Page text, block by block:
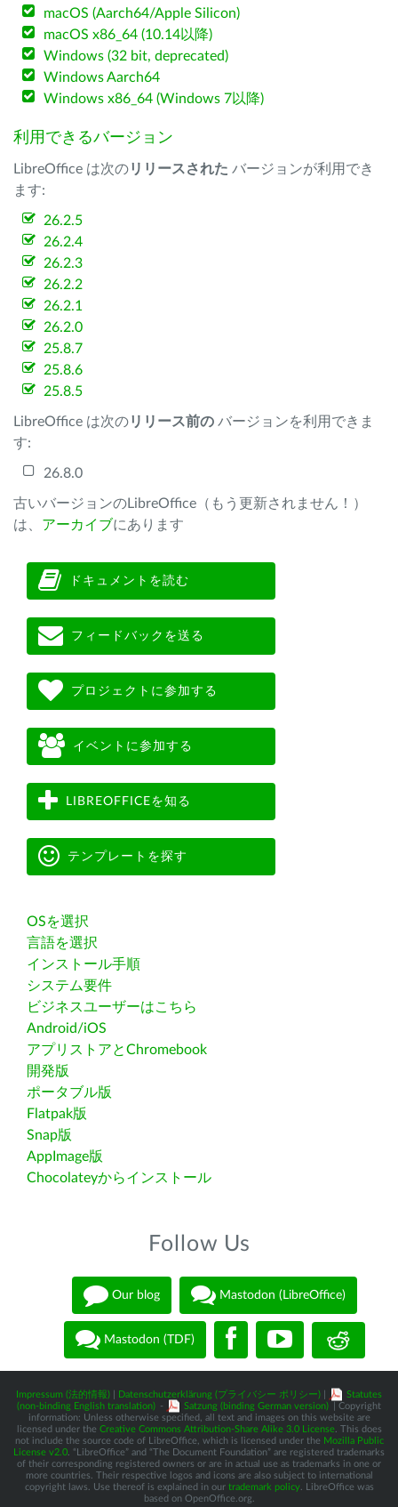
macOS (Aarch64/Apple Silicon)
macOS x86_64 (10.14以降)
Windows (32 bit, deprecated)
Windows Aarch64
Windows x86_64 (Windows 7以降)
利用できるバージョン
LibreOffice は次のリリースされた バージョンが利用でき
ます:
26.2.5
26.2.4
26.2.3
26.2.2
26.2.1
26.2.0
25.8.7
25.8.6
25.8.5
LibreOffice は次のリリース前の バージョンを利用できま
す:
26.8.0
古いバージョンのLibreOffice（もう更新されません！）
は、 アーカイブにあります
ドキュメントを読む
フィードバックを送る
プロジェクトに参加する
イベントに参加する
LIBREOFFICEを知る
テンプレートを探す
OSを選択
言語を選択
インストール手順
システム要件
ビジネスユーザーはこちら
Android/iOS
アプリストアとChromebook
開発版
ポータブル版
Flatpak版
Snap版
AppImage版
Chocolateyからインストール
Follow Us
Our blog Mastodon (LibreOffice)
Mastodon (TDF)
Impressum (法的情報) Datenschutzerklärung (プライバシー ポリシー)
Statutes
(non-binding English translation) - Satzung (binding German version)
| Copyright
information: Unless otherwise specified, all text and images on this website are
licensed under the Creative Commons Attribution-Share Alike 3.0 License. This does
not include the source code of LibreOffice, which is licensed under the Mozilla Public
License v2.0 . “LibreOffice” and “The Document Foundation” are registered trademarks
of their corresponding registered owners or are in actual use as trademarks in one or
more countries. Their respective logos and icons are also subject to international
copyright laws. Use thereof is explained in our trademark policy. LibreOffice was
based on OpenOffice.org.